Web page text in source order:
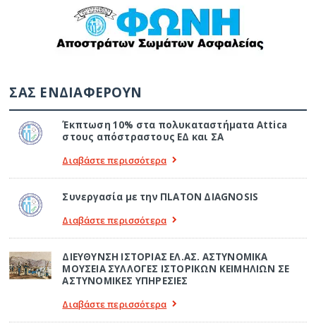
ΣΑΣ ΕΝΔΙΑΦΕΡΟΥΝ
Έκπτωση 10% στα πολυκαταστήματα Attica
στους απόστραστους ΕΔ και ΣΑ
Διαβάστε περισσότερα
Συνεργασία με την ΠLATON ΔIAGNOSIS
Διαβάστε περισσότερα
ΔΙΕΥΘΥΝΣΗ ΙΣΤΟΡΙΑΣ ΕΛ.ΑΣ. ΑΣΤΥΝΟΜΙΚΑ
ΜΟΥΣΕΙΑ ΣΥΛΛΟΓΕΣ ΙΣΤΟΡΙΚΩΝ ΚΕΙΜΗΛΙΩΝ ΣΕ
ΑΣΤΥΝΟΜΙΚΕΣ ΥΠΗΡΕΣΙΕΣ
Διαβάστε περισσότερα